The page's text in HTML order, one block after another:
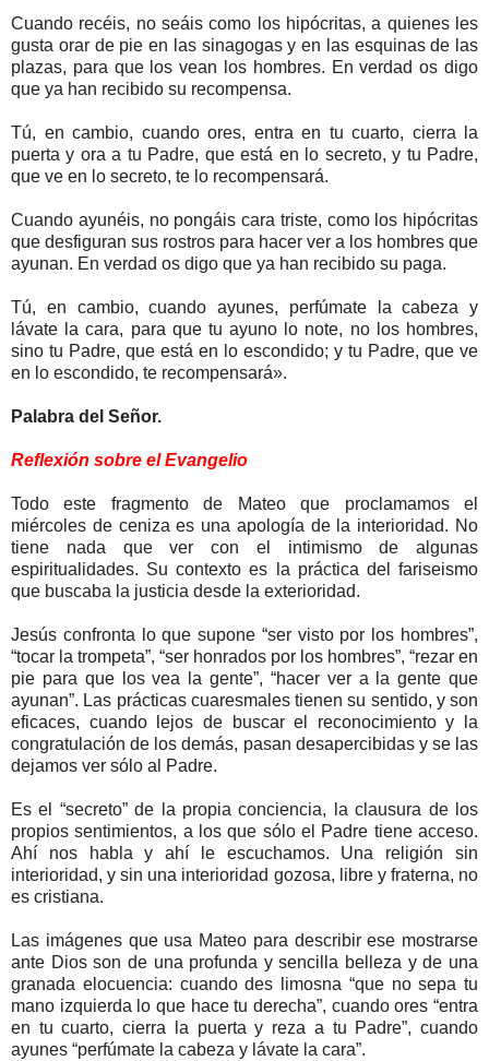
Cuando recéis, no seáis como los hipócritas, a quienes les
gusta orar de pie en las sinagogas y en las esquinas de las
plazas, para que los vean los hombres. En verdad os digo
que ya han recibido su recompensa.
Tú, en cambio, cuando ores, entra en tu cuarto, cierra la
puerta y ora a tu Padre, que está en lo secreto, y tu Padre,
que ve en lo secreto, te lo recompensará.
Cuando ayunéis, no pongáis cara triste, como los hipócritas
que desfiguran sus rostros para hacer ver a los hombres que
ayunan. En verdad os digo que ya han recibido su paga.
Tú, en cambio, cuando ayunes, perfúmate la cabeza y
lávate la cara, para que tu ayuno lo note, no los hombres,
sino tu Padre, que está en lo escondido; y tu Padre, que ve
en lo escondido, te recompensará».
Palabra del Señor.
Reflexión sobre el Evangelio
Todo este fragmento de Mateo que proclamamos el
miércoles de ceniza es una apología de la interioridad. No
tiene nada que ver con el intimismo de algunas
espiritualidades. Su contexto es la práctica del fariseismo
que buscaba la justicia desde la exterioridad.
Jesús confronta lo que supone “ser visto por los hombres”,
“tocar la trompeta”, “ser honrados por los hombres”, “rezar en
pie para que los vea la gente”, “hacer ver a la gente que
ayunan”. Las prácticas cuaresmales tienen su sentido, y son
eficaces, cuando lejos de buscar el reconocimiento y la
congratulación de los demás, pasan desapercibidas y se las
dejamos ver sólo al Padre.
Es el “secreto” de la propia conciencia, la clausura de los
propios sentimientos, a los que sólo el Padre tiene acceso.
Ahí nos habla y ahí le escuchamos. Una religión sin
interioridad, y sin una interioridad gozosa, libre y fraterna, no
es cristiana.
Las imágenes que usa Mateo para describir ese mostrarse
ante Dios son de una profunda y sencilla belleza y de una
granada elocuencia: cuando des limosna “que no sepa tu
mano izquierda lo que hace tu derecha”, cuando ores “entra
en tu cuarto, cierra la puerta y reza a tu Padre”, cuando
ayunes “perfúmate la cabeza y lávate la cara”.